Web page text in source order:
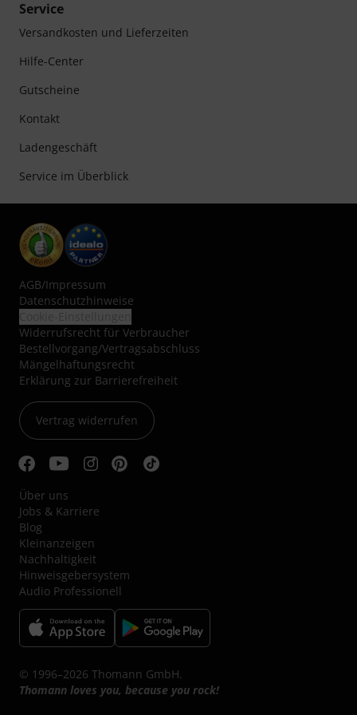
Service
Versandkosten und Lieferzeiten
Hilfe-Center
Gutscheine
Kontakt
Ladengeschäft
Service im Überblick
AGB/Impressum
Datenschutzhinweise
Widerrufsrecht für Verbraucher
Bestellvorgang/Vertragsabschluss
Mängelhaftungsrecht
Erklärung zur Barrierefreiheit
Vertrag widerrufen
Über uns
Jobs & Karriere
Blog
Kleinanzeigen
Nachhaltigkeit
Hinweisgebersystem
Audio Professionell
© 1996–2026 Thomann GmbH.
Thomann loves you, because you rock!